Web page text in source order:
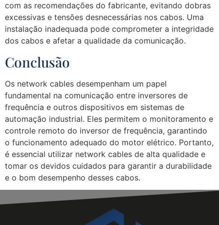
com as recomendações do fabricante, evitando dobras
excessivas e tensões desnecessárias nos cabos. Uma
instalação inadequada pode comprometer a integridade
dos cabos e afetar a qualidade da comunicação.
Conclusão
Os network cables desempenham um papel
fundamental na comunicação entre inversores de
frequência e outros dispositivos em sistemas de
automação industrial. Eles permitem o monitoramento e
controle remoto do inversor de frequência, garantindo
o funcionamento adequado do motor elétrico. Portanto,
é essencial utilizar network cables de alta qualidade e
tomar os devidos cuidados para garantir a durabilidade
e o bom desempenho desses cabos.